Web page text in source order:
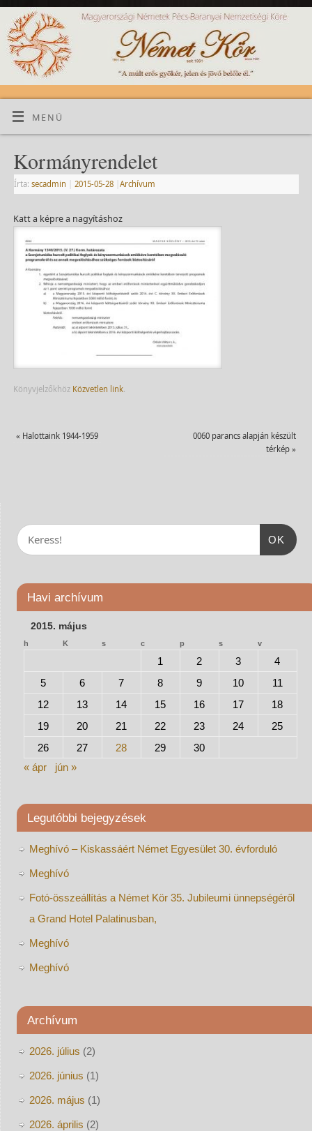
MENÜ
Kormányrendelet
Írta: secadmin 2015-05-28 Archívum
Katt a képre a nagyításhoz
Könyvjelzőkhöz Közvetlen link.
« Halottaink 1944-1959
0060 parancs alapján készült
térkép»
OK
Havi archívum
2015. május
h K s c p s v
1 2 3
4
5
6 7 8 9 10
11
12
13 14 15 16 17
18
19
20 21 22 23 24
25
26
27 28 29
30
« ápr
jún »
Legutóbbi bejegyzések
Meghívó – Kiskassáért Német Egyesület 30. évforduló
Meghívó
Fotó-összeállítás a Német Kör 35. Jubileumi ünnepségéről
a Grand Hotel Palatinusban,
Meghívó
Meghívó
Archívum
2026. július (2)
2026. június (1)
2026. május (1)
2026. április (2)